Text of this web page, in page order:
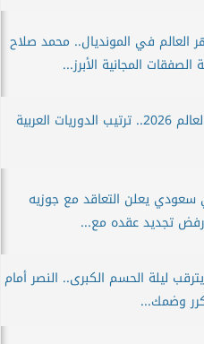
العالم في المونديال.. محمد صلاح
المجانية الأبرز...
قبل كأس العالم 2026.. ترتيب الدوريات العربية
سعودي يعلن التعاقد مع جوزيه
تجديد عقده مع...
ليلة الحسم الكبرى.. النصر أمام
وضمك...